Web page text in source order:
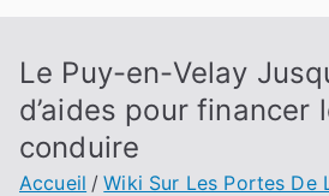
Le Puy-en-Velay
d’aides pour financer
conduire
Accueil
Wiki Sur Les Portes De